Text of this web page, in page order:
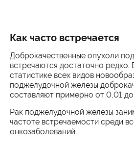
Как часто встречается
Доброкачественные опухоли
встречаются достаточно
статистике всех видов
поджелудочной железы
составляют примерно от 0,01 до
Рак поджелудочной железы
частоте встречаемости среди
онкозаболеваний.